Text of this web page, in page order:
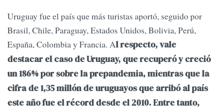
Uruguay fue el país que más turistas aportó, seguido por
Brasil, Chile, Paraguay, Estados Unidos, Bolivia, Perú,
España, Colombia y Francia. Al respecto, vale
destacar el caso de Uruguay, que recuperó y creció
un 186% por sobre la prepandemia, mientras que la
cifra de 1,35 millón de uruguayos que arribó al país
este año fue el récord desde el 2010. Entre tanto,